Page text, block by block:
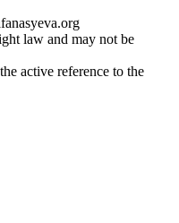
law and may not be
active reference to the